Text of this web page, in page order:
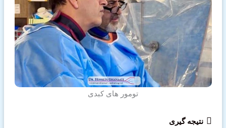
تومور های کبدی
نتیجه گیری